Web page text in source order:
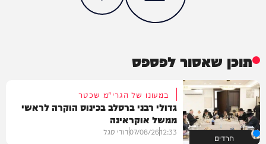
תוכן שאסור לפספס
חרדים
במעונו של הגרי"מ שכטר
גדולי רבני ברסלב בכינוס הוקרה לראשי
ממשל אוקראינה
12:33
07/08/26דודי סגל